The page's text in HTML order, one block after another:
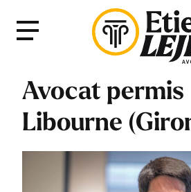
Menu
Avocat permis
Libourne
Fermer